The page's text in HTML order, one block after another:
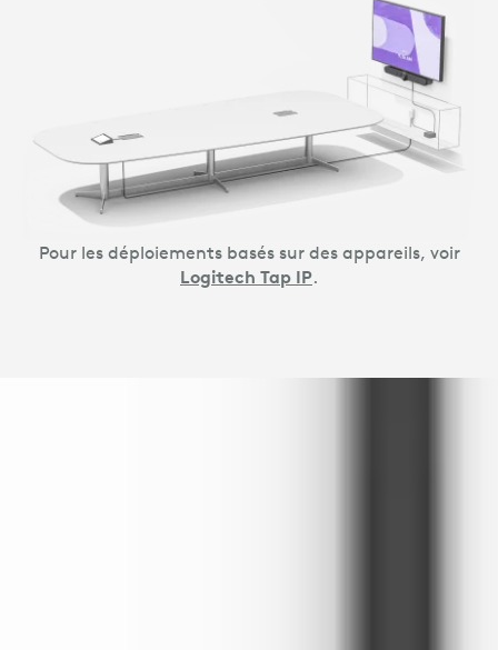
Pour les déploiements basés sur des appareils, voir
Logitech Tap IP.